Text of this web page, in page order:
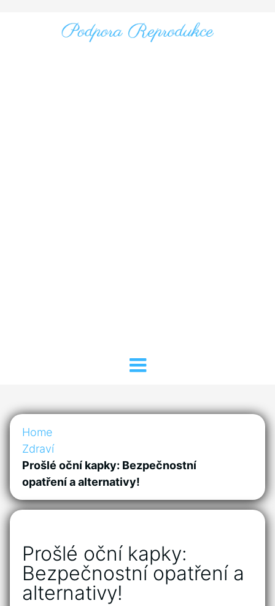
Home
Zdraví
Prošlé oční kapky: Bezpečnostní
opatření a alternativy!
Prošlé oční kapky:
Bezpečnostní opatření a
alternativy!